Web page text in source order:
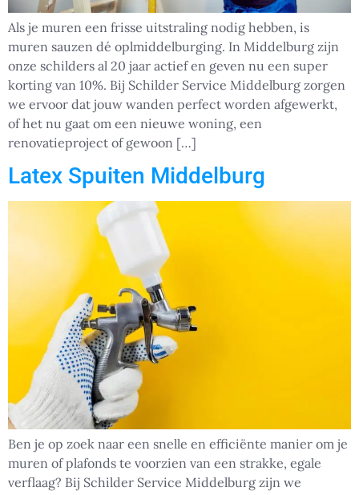
Als je muren een frisse uitstraling nodig hebben, is
muren sauzen dé oplmiddelburging. In Middelburg zijn
onze schilders al 20 jaar actief en geven nu een super
korting van 10%. Bij Schilder Service Middelburg zorgen
we ervoor dat jouw wanden perfect worden afgewerkt,
of het nu gaat om een nieuwe woning, een
renovatieproject of gewoon […]
Latex Spuiten Middelburg
Ben je op zoek naar een snelle en efficiënte manier om je
muren of plafonds te voorzien van een strakke, egale
verflaag? Bij Schilder Service Middelburg zijn we